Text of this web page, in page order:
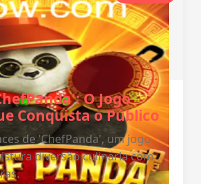
O Jogo
Conquista o Público
de 'ChefPanda', um jogo
diversão culinária com